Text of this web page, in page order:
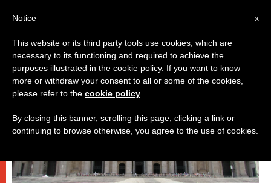
DICASTERI
x
Notice
This website or its third party tools use cookies, which are
necessary to its functioning and required to achieve the
purposes illustrated in the cookie policy. If you want to know
more or withdraw your consent to all or some of the cookies,
please refer to the cookie policy
By closing this banner, scrolling this page, clicking a link or
continuing to browse otherwise, you agree to the use of cookies.